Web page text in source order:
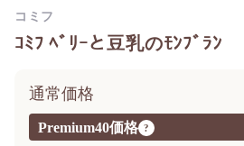
ｺﾐﾌ ﾍﾞﾘｰと豆乳のﾓﾝﾌﾞﾗﾝ
Premium40価格 ?
通常価格
コミフ